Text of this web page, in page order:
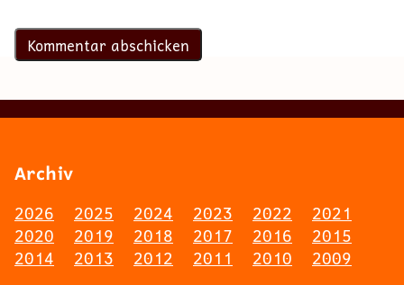
Archiv
2026 2025 2024 2023 2022
2021
2020
2019 2018 2017 2016
2015
2014
2013 2012 2011 2010 2009